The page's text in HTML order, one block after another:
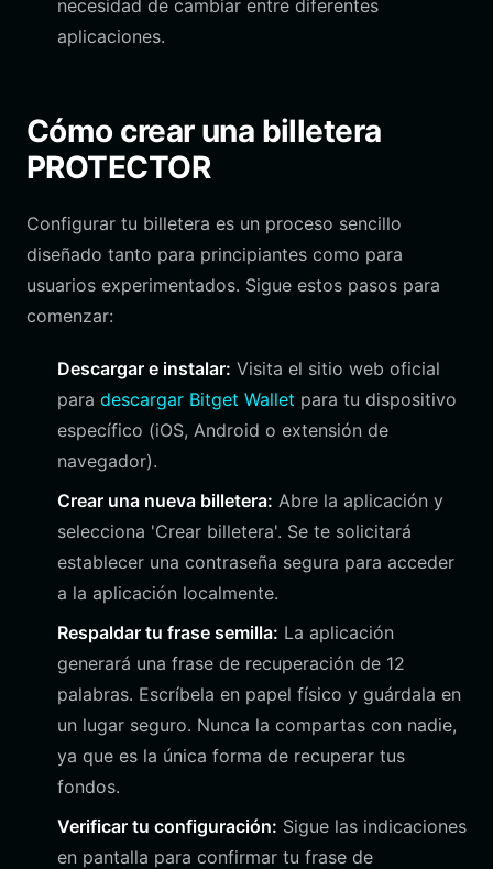
necesidad de cambiar entre diferentes
aplicaciones.
Cómo crear una billetera
PROTECTOR
Configurar tu billetera es un proceso sencillo
diseñado tanto para principiantes como para
usuarios experimentados. Sigue estos pasos para
comenzar:
Descargar e instalar: Visita el sitio web oficial
para descargar Bitget Wallet para tu dispositivo
específico (iOS, Android o extensión de
navegador).
Crear una nueva billetera: Abre la aplicación y
selecciona 'Crear billetera'. Se te solicitará
establecer una contraseña segura para acceder
a la aplicación localmente.
Respaldar tu frase semilla: La aplicación
generará una frase de recuperación de 12
palabras. Escríbela en papel físico y guárdala en
un lugar seguro. Nunca la compartas con nadie,
ya que es la única forma de recuperar tus
fondos.
Verificar tu configuración: Sigue las indicaciones
en pantalla para confirmar tu frase de